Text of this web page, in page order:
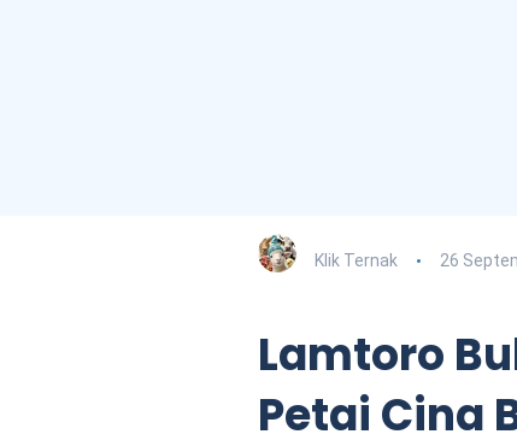
Klik Ternak 26
Lamtoro
Petai Cina